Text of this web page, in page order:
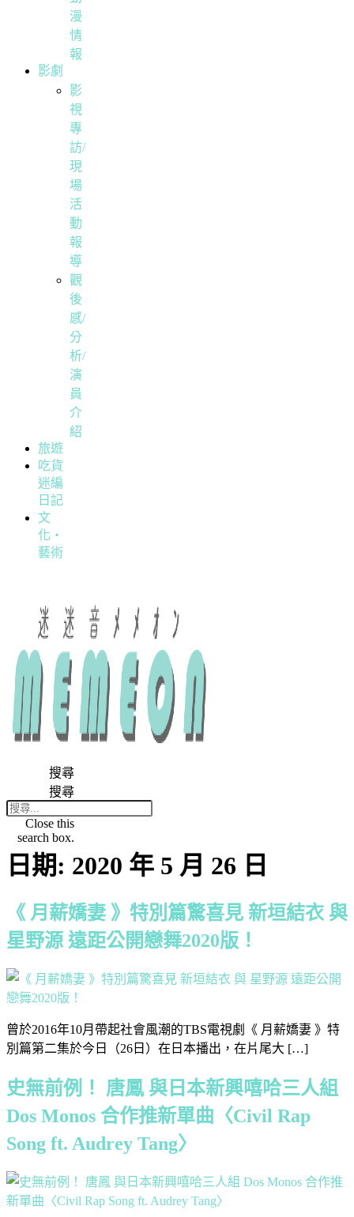
漫
情
報
影劇
影
視
專
訪/
現
場
活
動
報
導
觀
後
感/
分
析/
演
員
介
紹
旅遊
吃貨
迷編
日記
文
化・
藝術
搜尋
搜尋
Close this
search box.
日期: 2020 年 5 月 26 日
《 月薪嬌妻 》特別篇驚喜見 新垣結衣 與
星野源 遠距公開戀舞2020版！
曾於2016年10月帶起社會風潮的TBS電視劇《 月薪嬌妻 》特
別篇第二集於今日（26日）在日本播出，在片尾大 […]
史無前例！ 唐鳳 與日本新興嘻哈三人組
Dos Monos 合作推新單曲〈Civil Rap
Song ft. Audrey Tang〉